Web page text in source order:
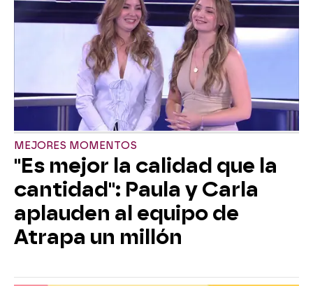
MEJORES MOMENTOS
"Es mejor la calidad que la
cantidad": Paula y Carla
aplauden al equipo de
Atrapa un millón